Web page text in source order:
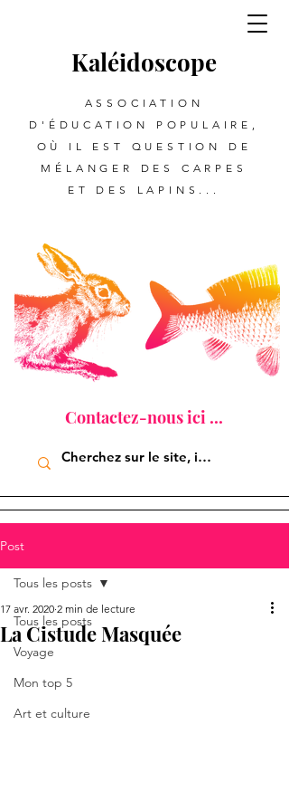
Kaléidoscope
ASSOCIATION
D'ÉDUCATION POPULAIRE,
OÙ IL EST QUESTION DE
MÉLANGER DES CARPES
ET DES LAPINS...
Contactez-nous ici ...
Post
Tous les posts
Voyage
Mon top 5
Art et culture
Tous les posts
La Cistude Masquée
17 avr. 2020 2 min de lecture